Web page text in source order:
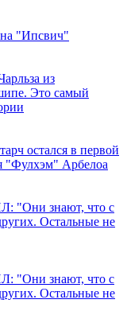
"Ипсвич"
из
Это самый
остался в первой
"Фулхэм" Арбелоа
"Они знают, что с
Остальные не
"Они знают, что с
Остальные не